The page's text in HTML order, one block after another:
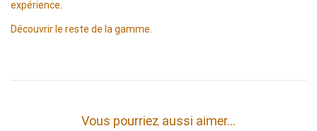
expérience
Découvrir le reste de la gamme.
Vous pourriez aussi aimer…